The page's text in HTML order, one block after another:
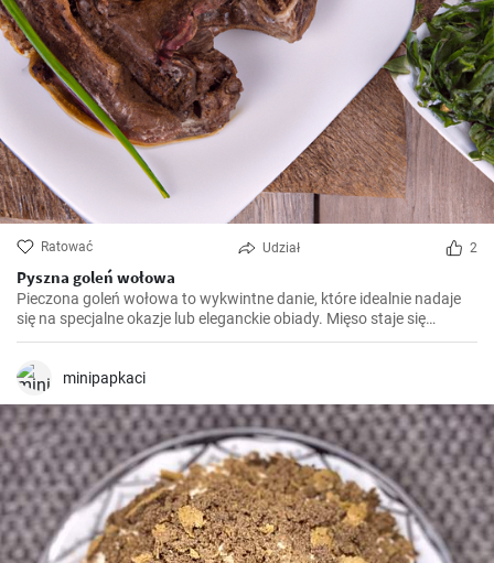
Ratować Udział 2
Pyszna goleń wołowa
Pieczona goleń wołowa to wykwintne danie, które idealnie nadaje
się na specjalne okazje lub eleganckie obiady. Mięso staje się
miękkie i soczyste po długim pieczeniu, a aromatyczny sos
minipapkaci